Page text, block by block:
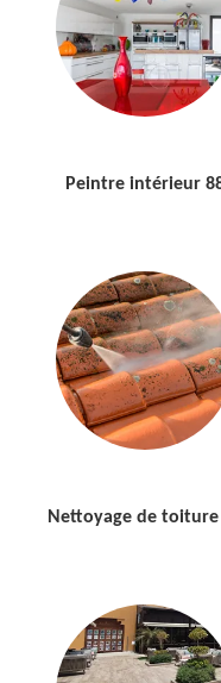
Peintre intérieur
Nettoyage de toiture